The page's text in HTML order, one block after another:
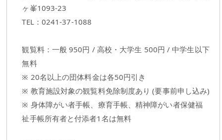
ヶ峯1093-23
TEL：0241-37-1088
観覧料：一般 950円 / 高校・大学生 500円 / 中学生以下
無料
※ 20名以上の団体料金は各50円引き
※ 教育施設対象の観覧料免除制度あり (要事前申し込み)
※ 身体障がい者手帳、療育手帳、精神障がい者保健福
祉手帳所有者と付添者1名は無料